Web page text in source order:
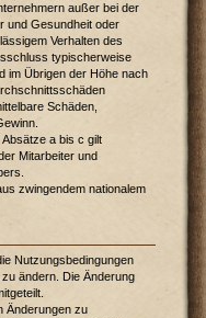
außer bei der
und Gesundheit oder
Verhalten des
typischerweise
im Übrigen der Höhe nach
Schäden,
a bis c gilt
Mitarbeiter und
zwingendem nationalem
Nutzungsbedingungen
ändern. Die Änderung
Änderungen zu